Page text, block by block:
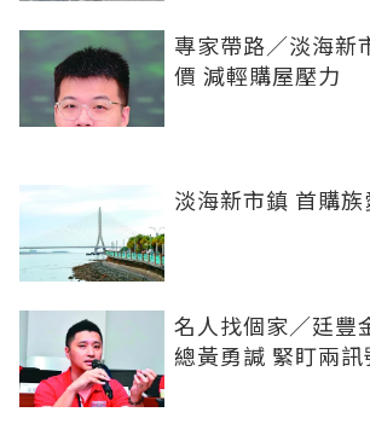
專家帶路／淡海新
價 減輕購屋壓力
淡海新市鎮 首購族
名人找個家／廷豐
總黃勇諴 緊盯兩訊